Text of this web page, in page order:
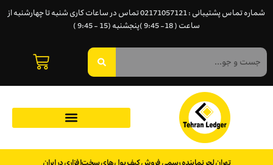
شماره تماس پشتیبانی : 02171057121 تماس در ساعات کاری شنبه تا چهارشنبه از
ساعت ( 18- 9:45 )پنجشنبه (15 - 9:45 )